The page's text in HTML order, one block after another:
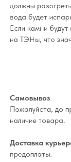
должны
вода будет
Если камни
на ТЭНы, что
Самовывоз
Пожалуйста, до
наличие товара.
Доставка
предоплаты.